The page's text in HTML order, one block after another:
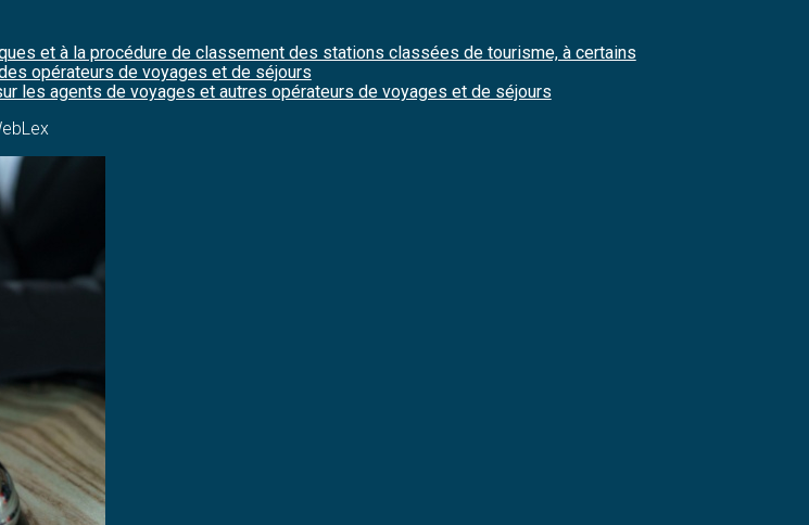
et à la procédure de classement des stations classées de tourisme, à certains
opérateurs de voyages et de séjours
les agents de voyages et autres opérateurs de voyages et de séjours